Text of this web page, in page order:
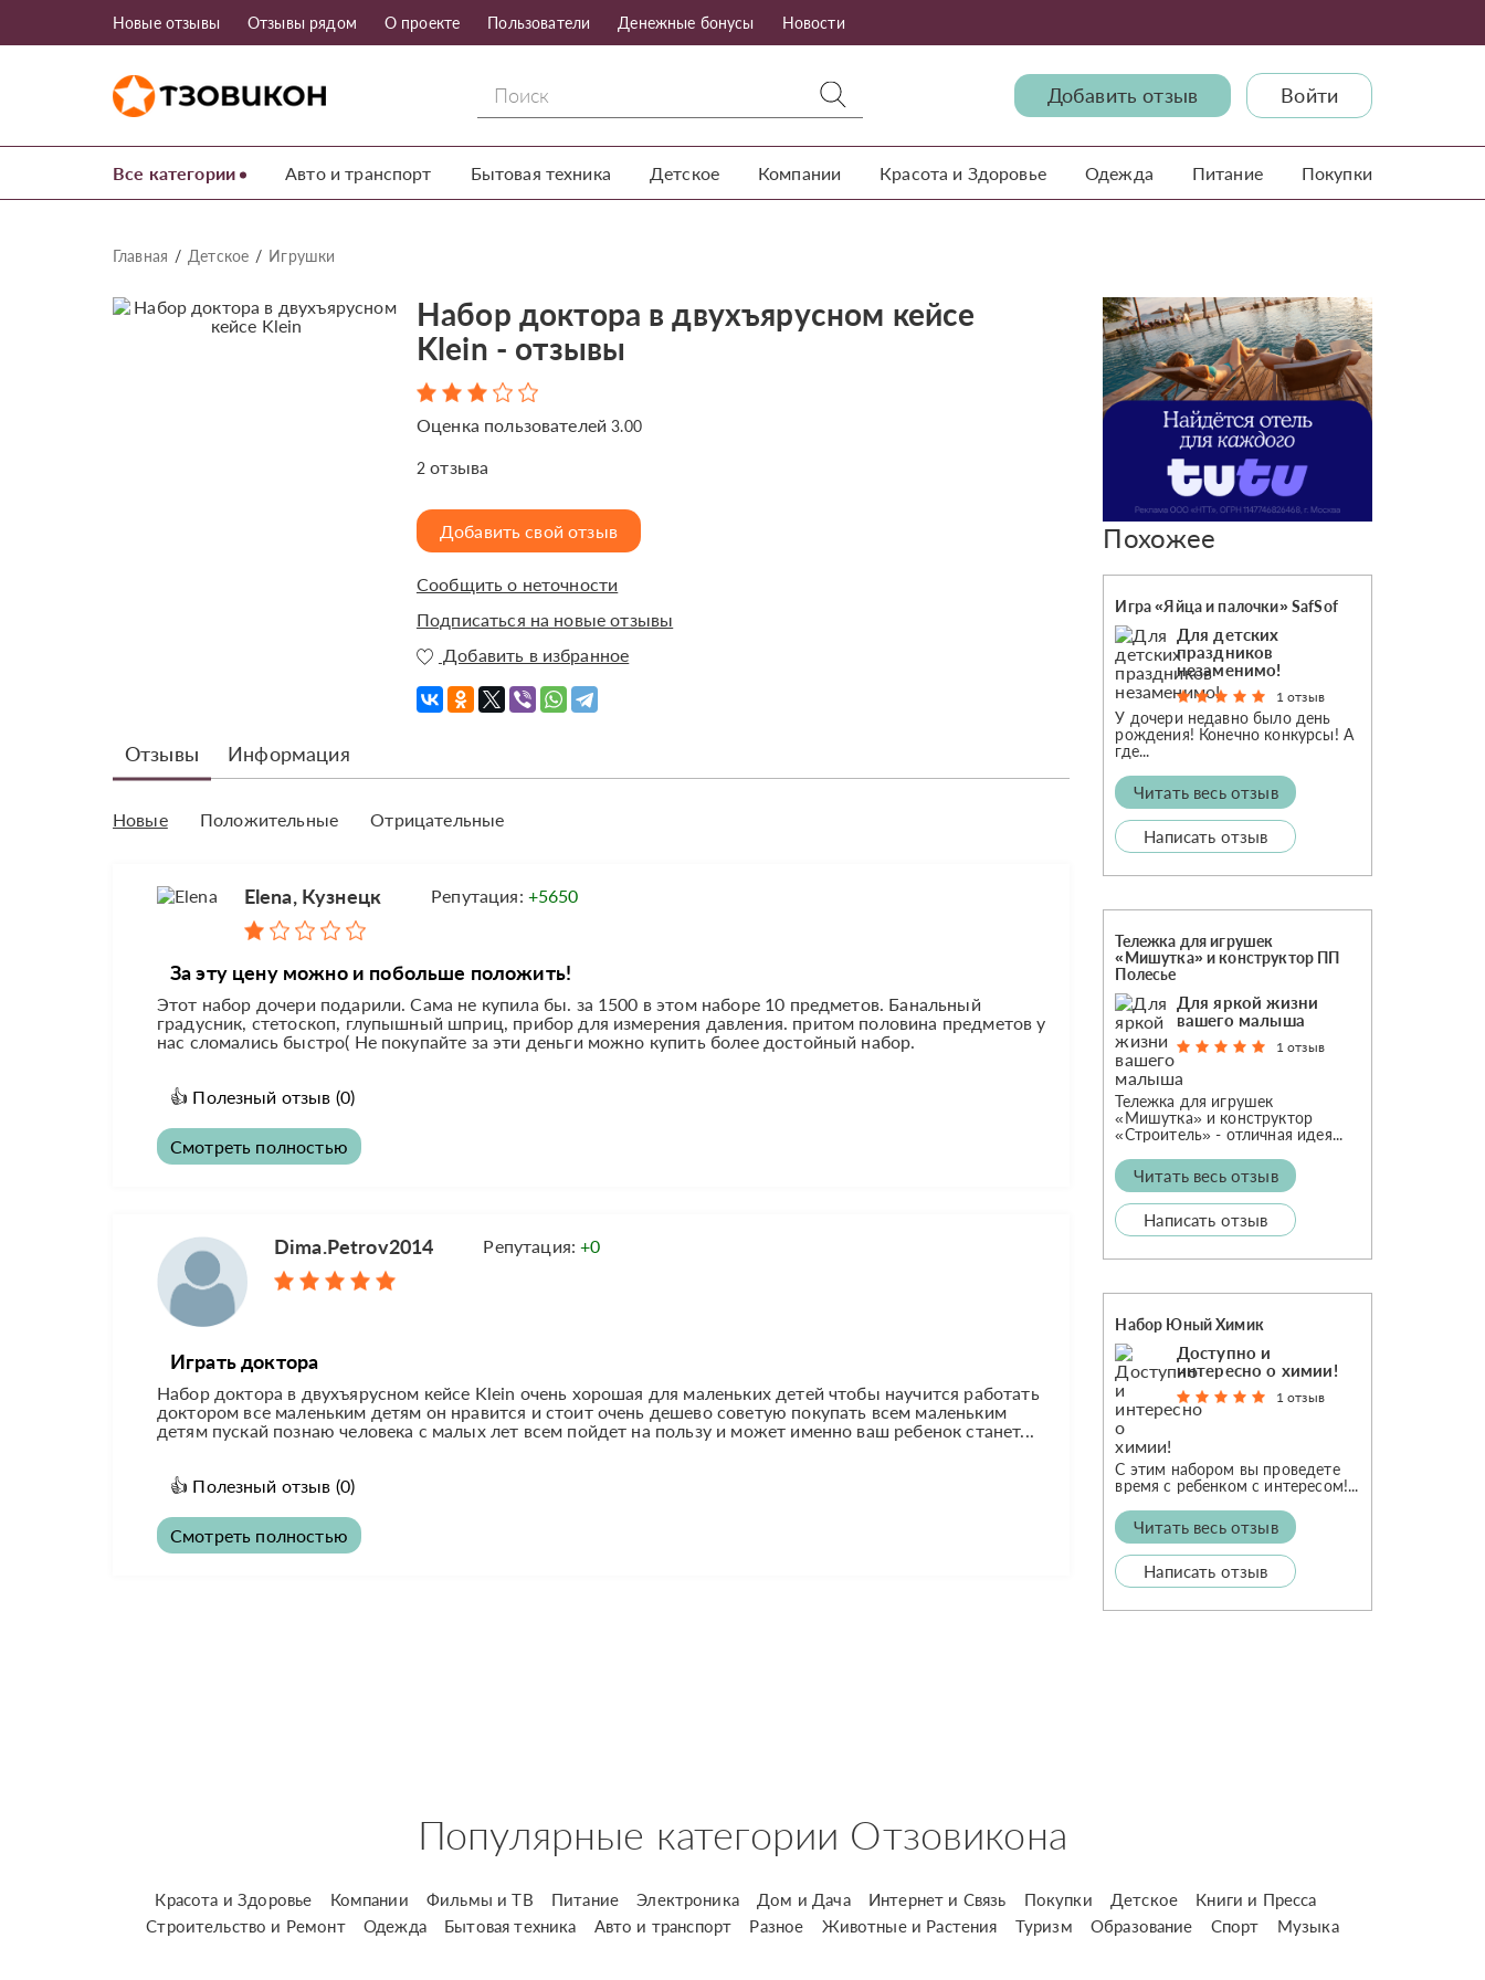
Новые отзывы Отзывы рядом О проекте Пользователи Денежные бонусы Новости
Добавить отзыв Войти
Все категории Авто и транспорт Бытовая техника Детское Компании Красота и Здоровье Одежда Питание Покупки
Главная Детское Игрушки
Набор доктора в двухъярусном кейсе
Klein - отзывы
Оценка пользователей3.00
2 отзыва
Добавить свой отзыв
Сообщить о неточности
Подписаться на новые отзывы
Добавить в избранное
Отзывы Информация
Новые Положительные Отрицательные
Elena, Кузнецк Репутация: +5650
За эту цену можно и побольше положить!
Этот набор дочери подарили. Сама не купила бы. за 1500 в этом наборе 10 предметов. Банальный
градусник, стетоскоп, глупышный шприц, прибор для измерения давления. притом половина предметов у
нас сломались быстро( Не покупайте за эти деньги можно купить более достойный набор.
👍 Полезный отзыв (0)
Смотреть полностью
Dima.Petrov2014 Репутация:+0
Играть доктора
Набор доктора в двухъярусном кейсе Klein очень хорошая для маленьких детей чтобы научится работать
доктором все маленьким детям он нравится и стоит очень дешево советую покупать всем маленьким
детям пускай познаю человека с малых лет всем пойдет на пользу и может именно ваш ребенок станет...
👍 Полезный отзыв (0)
Смотреть полностью
Похожее
Игра «Яйца и палочки» SafSof
Для детских
праздников
незаменимо!
1 отзыв
У дочери недавно было день
рождения! Конечно конкурсы! А
где...
Читать весь отзыв
Написать отзыв
Тележка для игрушек
«Мишутка» и конструктор ПП
Полесье
Для яркой жизни
вашего малыша
1 отзыв
Тележка для игрушек
«Мишутка» и конструктор
«Строитель» - отличная идея...
Читать весь отзыв
Написать отзыв
Набор Юный Химик
Доступно и
интересно о химии!
1 отзыв
С этим набором вы проведете
время с ребенком с интересом!...
Читать весь отзыв
Написать отзыв
Популярные категории Отзовикона
Красота и Здоровье Компании Фильмы и ТВ Питание Электроника Дом и Дача Интернет и Связь Покупки Детское
Книги и Пресса
Строительство и Ремонт
Одежда Бытовая техника Авто и транспорт Разное Животные и Растения Туризм Образование Спорт Музыка